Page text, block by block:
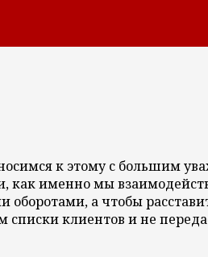
к этому с большим
как именно мы
а чтобы
клиентов и не